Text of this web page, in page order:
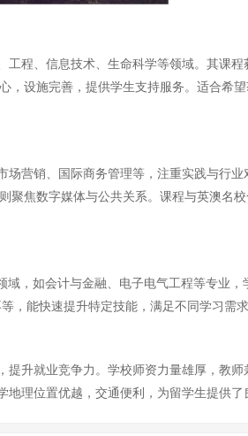
程、信息技术、生命科学等领域。其课
设施完善，提供学生支持服务。适合希
营销、国际商务管理等，注重实践与行
焦数字媒体与公共关系。课程与英澳名
，如会计与金融、电子电气工程等专业
，能快速提升特定技能，满足不同学习需求
升就业竞争力。学校师资力量雄厚，教
理位置优越，交通便利，为留学生提供了